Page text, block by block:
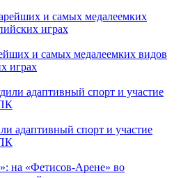
и самых медалеемких видов
играх
адаптивный спорт и участие